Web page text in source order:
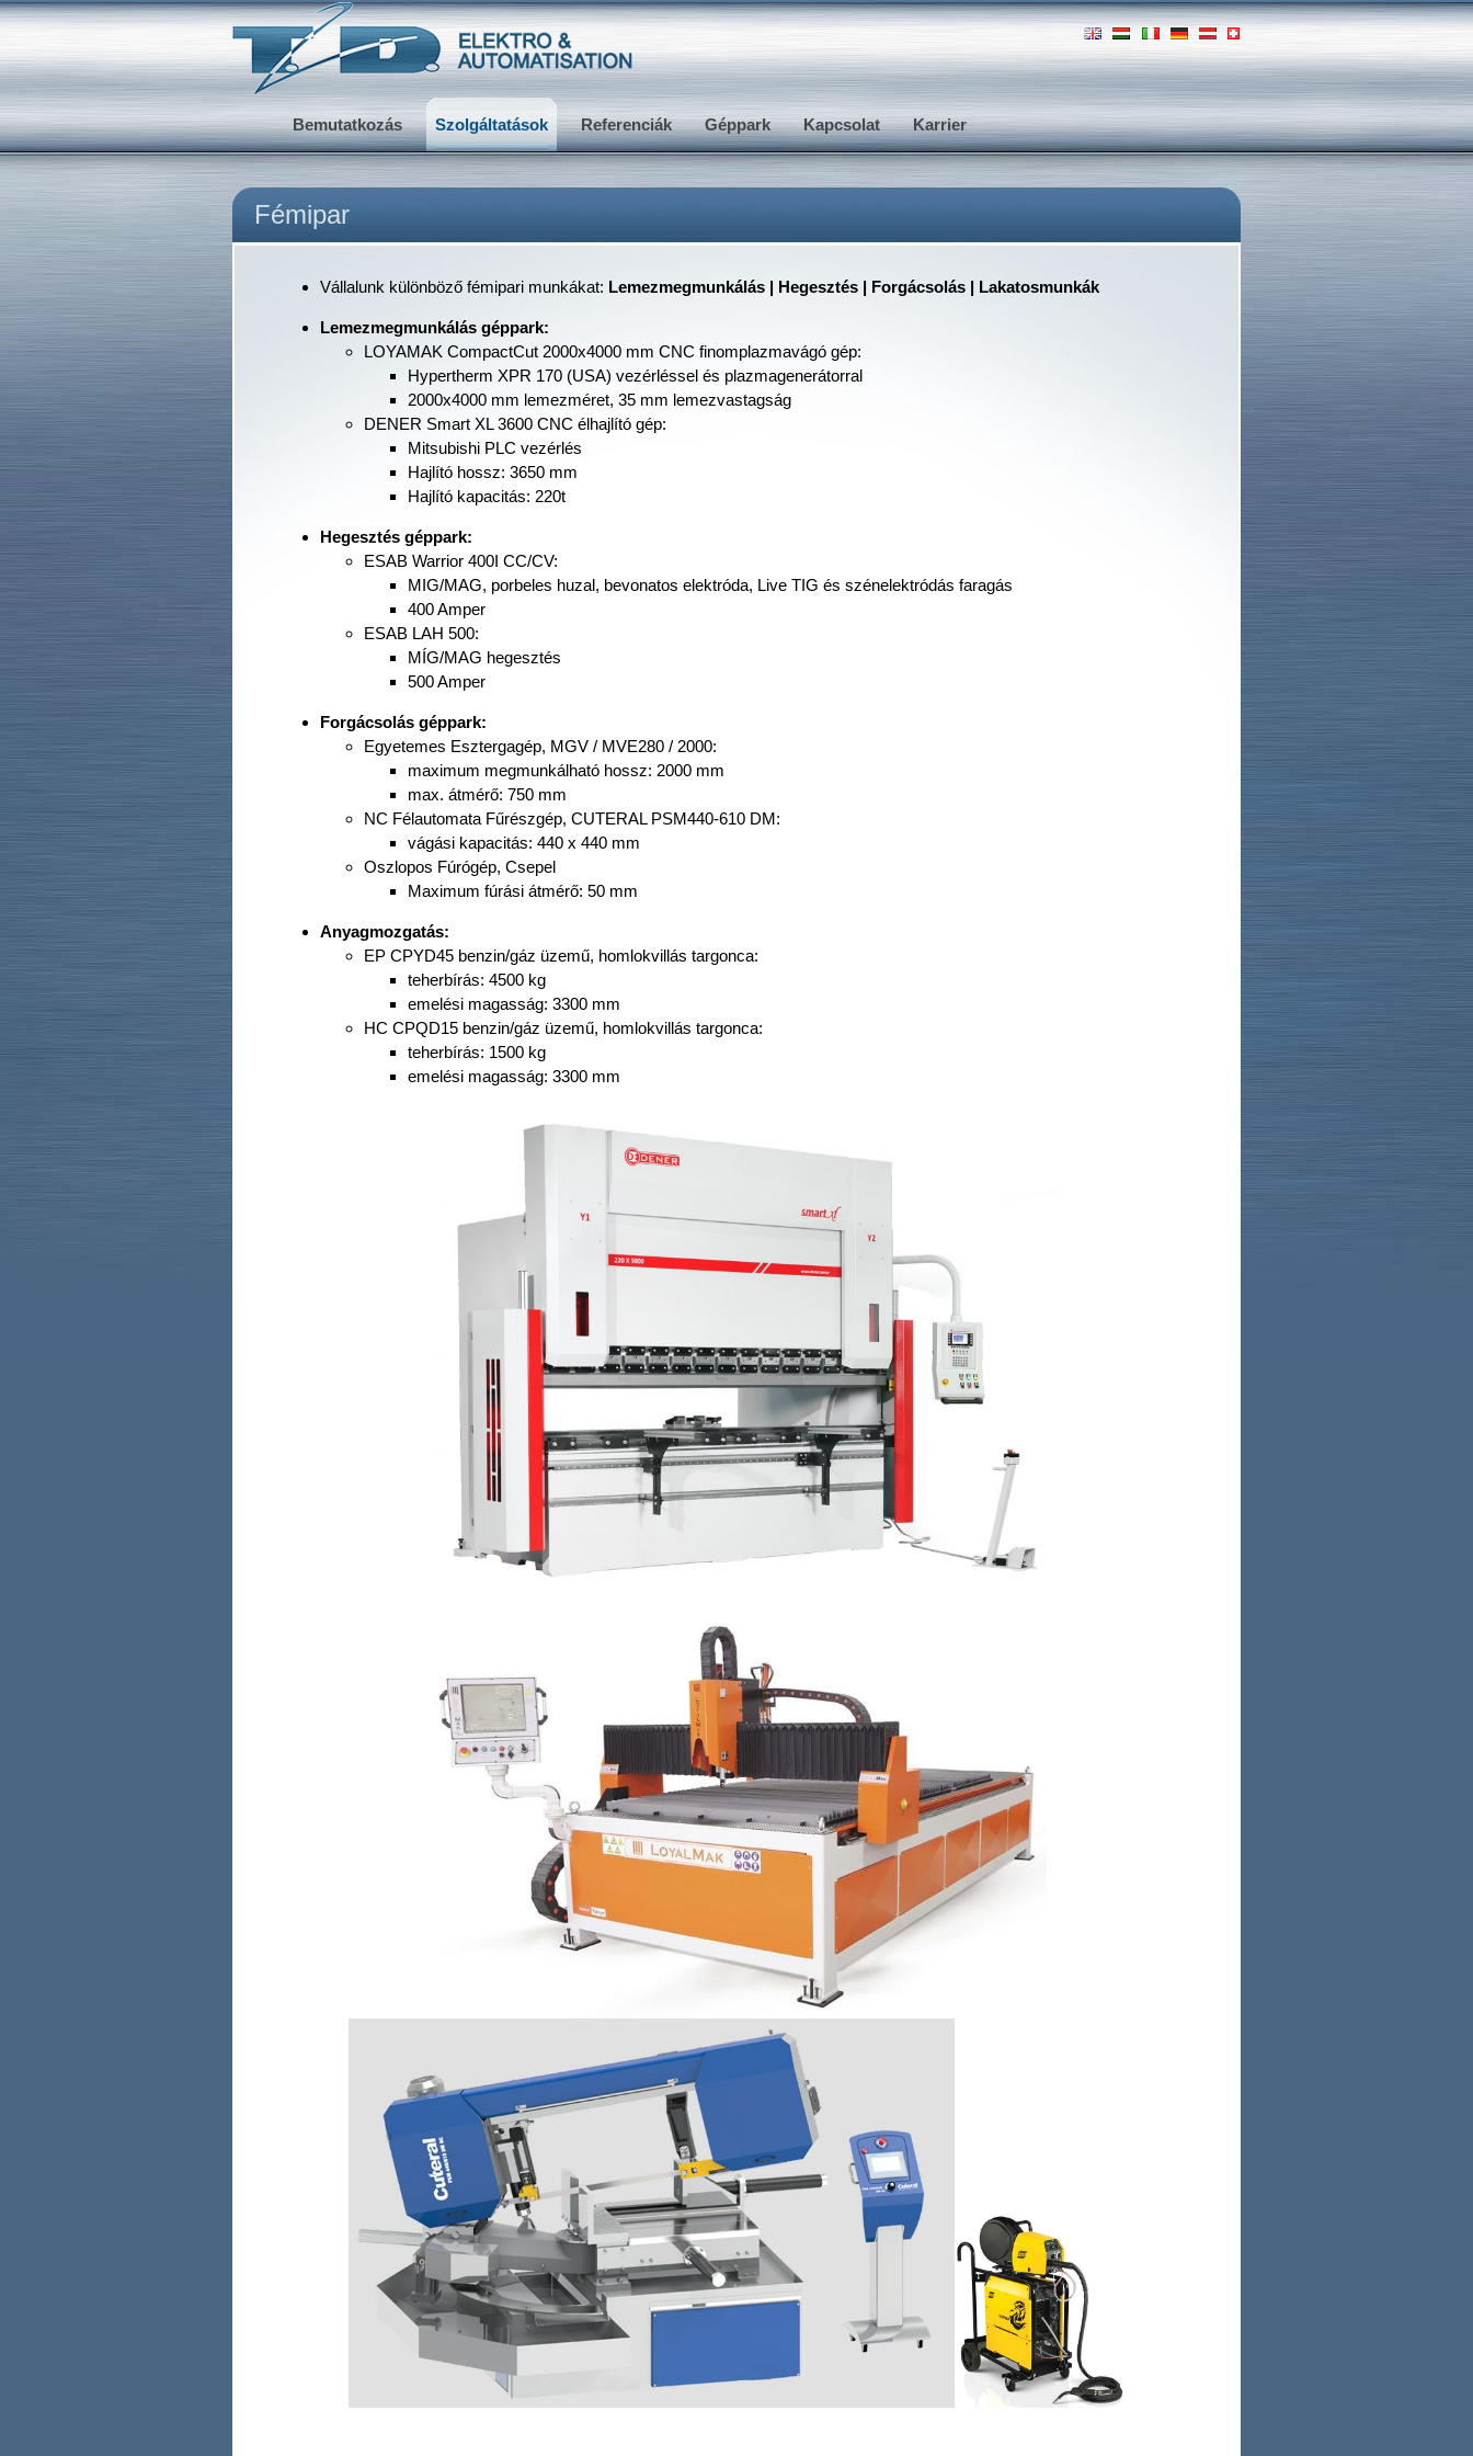
Bemutatkozás Szolgáltatások Referenciák Géppark Kapcsolat Karrier
Fémipar
Vállalunk különböző fémipari munkákat: Lemezmegmunkálás | Hegesztés | Forgácsolás | Lakatosmunkák
Lemezmegmunkálás géppark:
LOYAMAK CompactCut 2000x4000 mm CNC finomplazmavágó gép:
Hypertherm XPR 170 (USA) vezérléssel és plazmagenerátorral
2000x4000 mm lemezméret, 35 mm lemezvastagság
DENER Smart XL 3600 CNC élhajlító gép:
Mitsubishi PLC vezérlés
Hajlító hossz: 3650 mm
Hajlító kapacitás: 220t
Hegesztés géppark:
ESAB Warrior 400I CC/CV:
MIG/MAG, porbeles huzal, bevonatos elektróda, Live TIG és szénelektródás faragás
400 Amper
ESAB LAH 500:
MÍG/MAG hegesztés
500 Amper
Forgácsolás géppark:
Egyetemes Esztergagép, MGV / MVE280 / 2000:
maximum megmunkálható hossz: 2000 mm
max. átmérő: 750 mm
NC Félautomata Fűrészgép, CUTERAL PSM440-610 DM:
vágási kapacitás: 440 x 440 mm
Oszlopos Fúrógép, Csepel
Maximum fúrási átmérő: 50 mm
Anyagmozgatás:
EP CPYD45 benzin/gáz üzemű, homlokvillás targonca:
teherbírás: 4500 kg
emelési magasság: 3300 mm
HC CPQD15 benzin/gáz üzemű, homlokvillás targonca:
teherbírás: 1500 kg
emelési magasság: 3300 mm